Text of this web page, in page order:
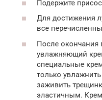
Подержите
Для достижения
все
После окончания
увлажняющий
специальные
только
заживить
эластичным.